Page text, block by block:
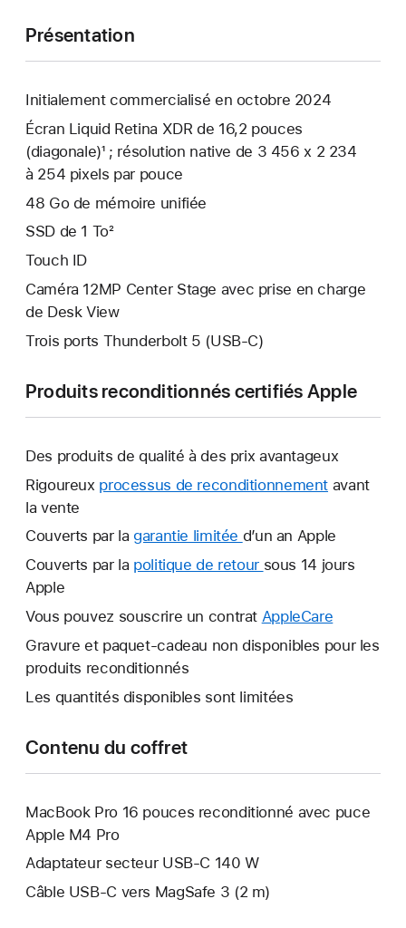
Présentation
Initialement commercialisé en octobre 2024
Écran Liquid Retina XDR de 16,2 pouces
(diagonale)¹ ; résolution native de 3 456 x 2 234
à 254 pixels par pouce
48 Go de mémoire unifiée
SSD de 1 To²
Touch ID
Caméra 12MP Center Stage avec prise en charge
de Desk View
Trois ports Thunderbolt 5 (USB‑C)
Produits reconditionnés certifiés Apple
Des produits de qualité à des prix avantageux
Rigoureux processus de reconditionnement avant
la vente
Couverts par la garantie limitée Une
nouvelle
d’un an Apple
Couverts par la politique de retour Une
fenêtre
sous 14 jours
Apple
Vous pouvez souscrire un contrat AppleCare
nouvelle
Gravure et paquet-cadeau non disponibles pour les
produits reconditionnés
Les quantités disponibles sont limitées
Contenu du coffret
MacBook Pro 16 pouces reconditionné avec puce
Apple M4 Pro
Adaptateur secteur USB-C 140 W
Câble USB-C vers MagSafe 3 (2 m)